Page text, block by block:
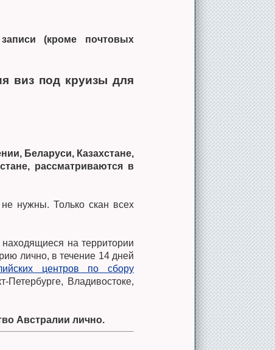
(кроме почтовых
виз под круизы для
Беларуси, Казахстане,
рассматриваются в
нужны. Только скан всех
на территории
лично, в течение 14 дней
центров по сбору
Владивостоке,
Австралии лично.